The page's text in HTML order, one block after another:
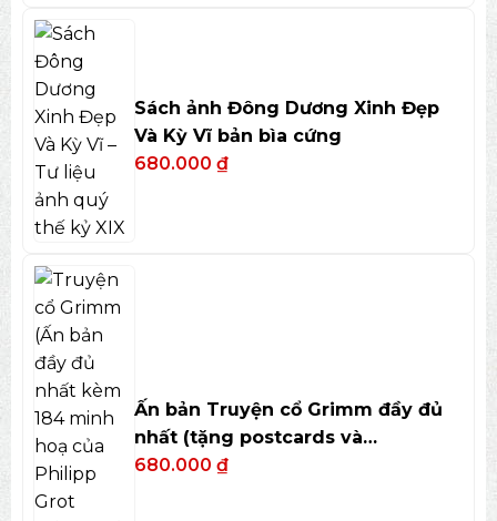
Sách ảnh Đông Dương Xinh Đẹp
Và Kỳ Vĩ bản bìa cứng
680.000 ₫
Ấn bản Truyện cổ Grimm đầy đủ
nhất (tặng postcards và
bookmark)
680.000 ₫